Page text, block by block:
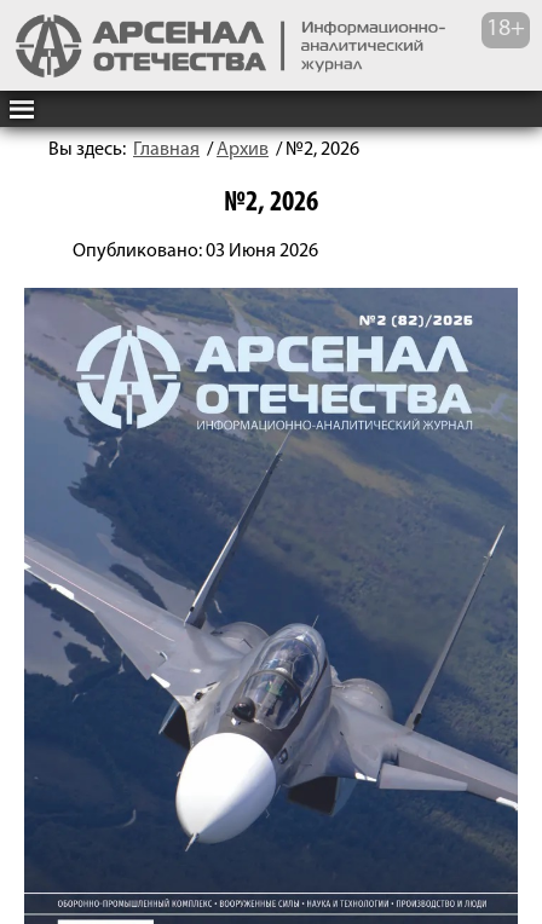
Вы здесь: Главная /Архив / №2, 2026
№2, 2026
Опубликовано: 03 Июня 2026